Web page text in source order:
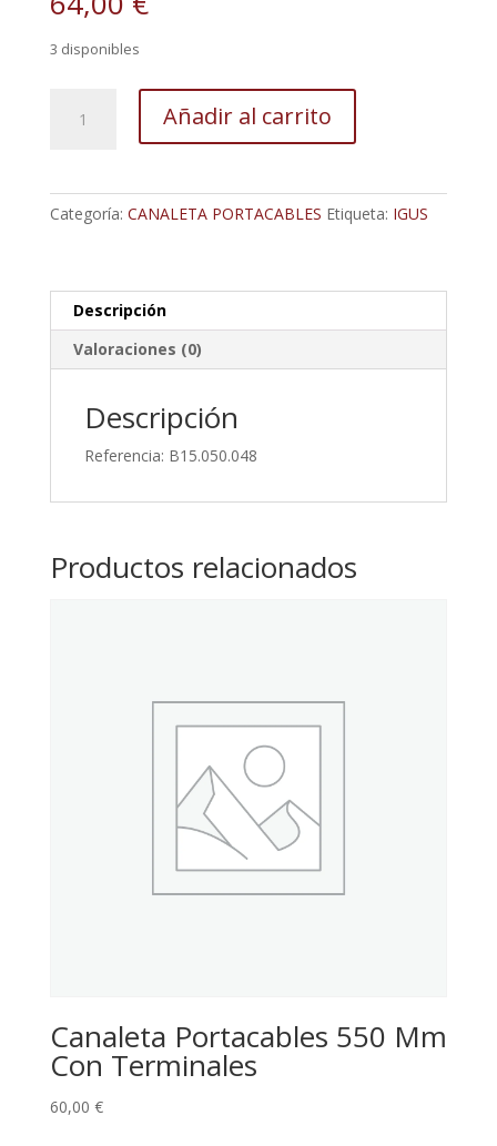
3 disponibles
Portacables
Terminales
cantidad
Añadir al carrito
Categoría: CANALETA PORTACABLES Etiqueta: IGUS
Descripción
Valoraciones (0)
Descripción
Referencia: B15.050.048
Productos relacionados
Canaleta Portacables 550 Mm
Con Terminales
60,00 €